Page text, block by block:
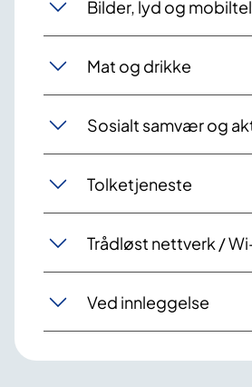
Bilder, lyd og
Mat og drikke
Sosialt samvær og
Tolketjeneste
Trådløst nettverk /
Ved innleggelse